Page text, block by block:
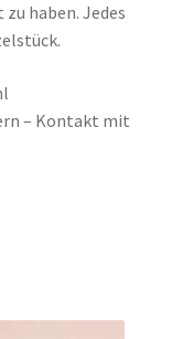
haben. Jedes
– Kontakt mit